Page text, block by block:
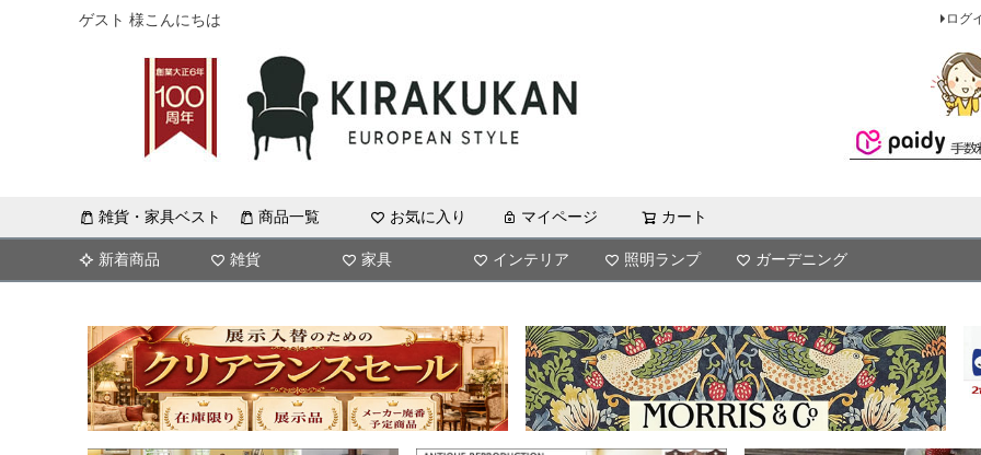
ゲスト 様こんにちは ログ
雑貨・家具ベスト 商品一覧 お気に入り マイページ カート
新着商品 雑貨 家具 インテリア 照明ランプ ガーデニング